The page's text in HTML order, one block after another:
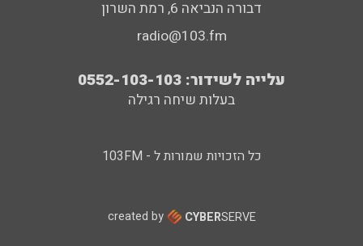
דבורה הנביאה 6, רמת השרון
radio@103.fm
עלייה לשידור: 0552-103-103
בעלות שיחה רגילה
כל הזכויות שמורות ל - 103FM
created by CYBERSERVE